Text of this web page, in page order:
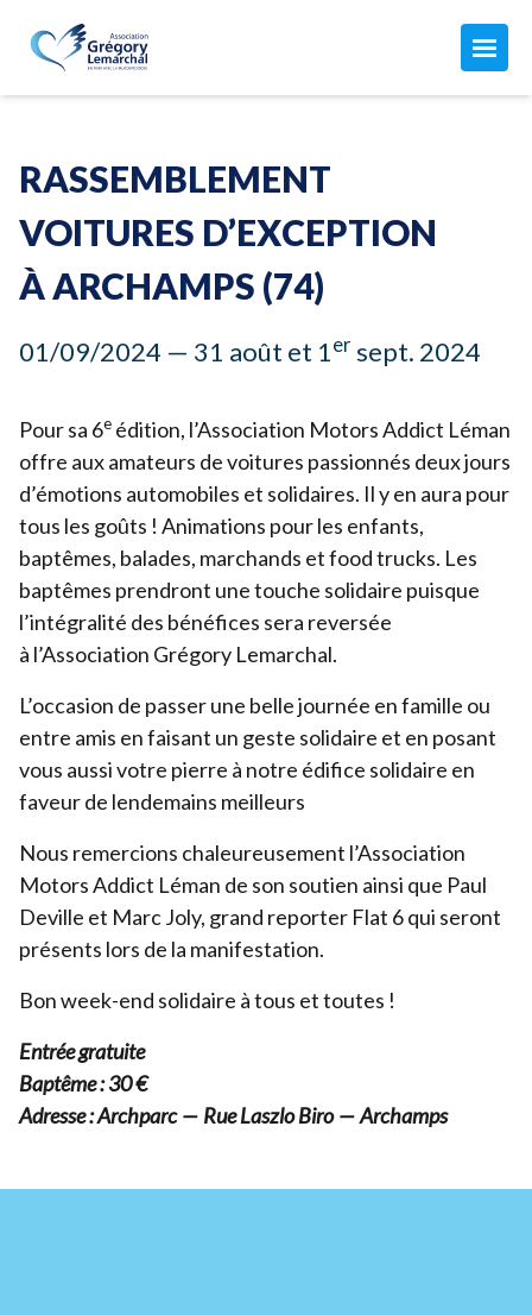
Mon compte
L'association
Le combat de Grégory
Nos missions
Nos finances
Qu'est-ce que c'est ?
Les soins
Les CRCM
ACTUALITÉS
Nos manifestations
AGISSEZ AVEC NOUS
Faire un don ↗︎
Donner chaque mois
Devenir adhérent
Devenir bénévole
Organiser un événement
Pour les écoles
Legs & Assurance-vie
Lancer une collecte
Devenir partenaire
ADHÉSION 2026 ↗︎
Adhérer ou renouveler votre adhésion par CB
Adhérer par prélèvement automatique
JE FAIS UN DON
RASSEMBLEMENT
VOITURES D’EXCEPTION
À ARCHAMPS (74)
01/09/2024 — 31 août et 1er sept. 2024
Pour sa 6e édition, l’Association Motors Addict Léman
offre aux amateurs de voitures passionnés deux jours
d’émotions automobiles et solidaires. Il y en aura pour
tous les goûts ! Animations pour les enfants,
baptêmes, balades, marchands et food trucks. Les
baptêmes prendront une touche solidaire puisque
l’intégralité des bénéfices sera reversée
à l’Association Grégory Lemarchal.
L’occasion de passer une belle journée en famille ou
entre amis en faisant un geste solidaire et en posant
vous aussi votre pierre à notre édifice solidaire en
faveur de lendemains meilleurs
Nous remercions chaleureusement l’Association
Motors Addict Léman de son soutien ainsi que Paul
Deville et Marc Joly, grand reporter Flat 6qui seront
présents lors de la manifestation.
Bon week-end solidaire à tous et toutes !
Entrée gratuite
Baptême :30€
Adresse : Archparc — Rue Laszlo Biro — Archamps